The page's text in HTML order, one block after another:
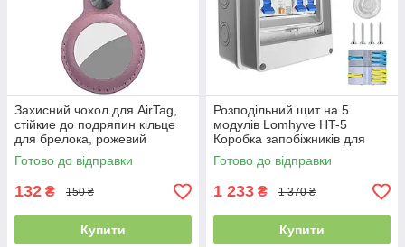
Захисний чохол для AirTag,
стійкие до подряпин кільце
для брелока, рожевий
Готово до відправки
132 ₴ 150 ₴
Купити
Розподільний щит на 5
модулів Lomhyve HT-5
Коробка запобіжників для
поверхневого монтажу 40 А
Готово до відправки
1 233 ₴ 1 370 ₴
Купити